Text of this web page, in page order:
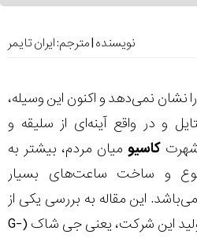
نویسنده | مترجم:ایران تایمر
نشان نمی‌دهد و اکنون این وسیله،
و در واقع آینه‌ای از سلیقه و
کاسیو میان مردم، بیشتر به
و ساخت ساعت‌های بسیار
این مقاله به بررسی یکی از
محبوب‌ترین خطوط تولید این شرکت، یعنی جی شاک (G-